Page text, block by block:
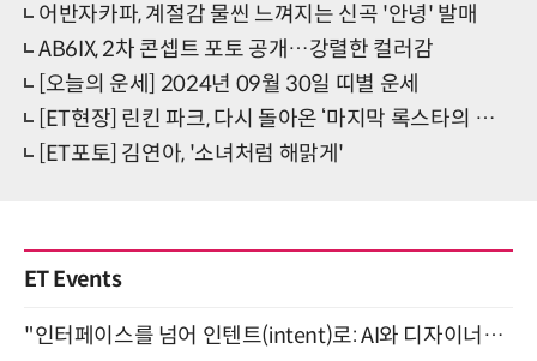
어반자카파, 계절감 물씬 느껴지는 신곡 '안녕' 발매
AB6IX, 2차 콘셉트 포토 공개…강렬한 컬러감
[오늘의 운세] 2024년 09월 30일 띠별 운세
[ET현장] 린킨 파크, 다시 돌아온 ‘마지막 록스타의 축복’
[ET포토] 김연아, '소녀처럼 해맑게'
ET Events
"인터페이스를 넘어 인텐트(intent)로: AI와 디자이너가 함께 만드는 공존의 UX" 강남역 (9/2)